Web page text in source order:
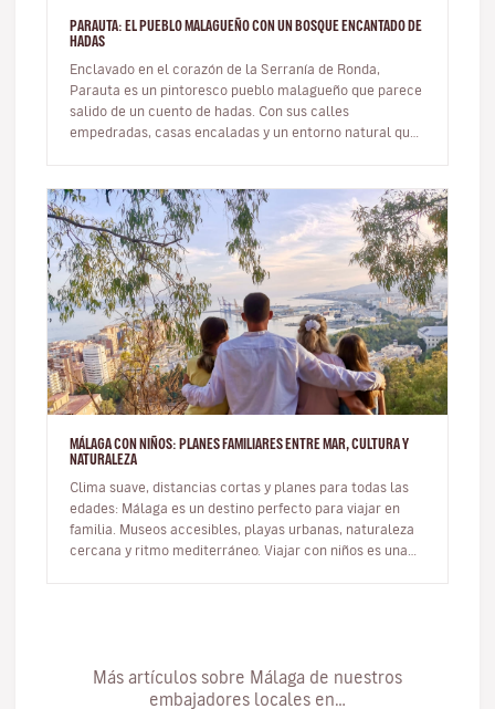
PARAUTA: EL PUEBLO MALAGUEÑO CON UN BOSQUE ENCANTADO DE
HADAS
Enclavado en el corazón de la Serranía de Ronda,
Parauta es un pintoresco pueblo malagueño que parece
salido de un cuento de hadas. Con sus calles
empedradas, casas encaladas y un entorno natural que
MÁLAGA CON NIÑOS: PLANES FAMILIARES ENTRE MAR, CULTURA Y
NATURALEZA
Clima suave, distancias cortas y planes para todas las
edades: Málaga es un destino perfecto para viajar en
familia. Museos accesibles, playas urbanas, naturaleza
cercana y ritmo mediterráneo. Viajar con niños es una
Más artículos sobre Málaga de nuestros
embajadores locales en…